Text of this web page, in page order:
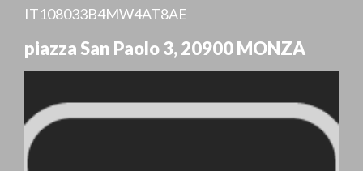
IT108033B4MW4AT8AE
piazza San Paolo 3,20900MONZA